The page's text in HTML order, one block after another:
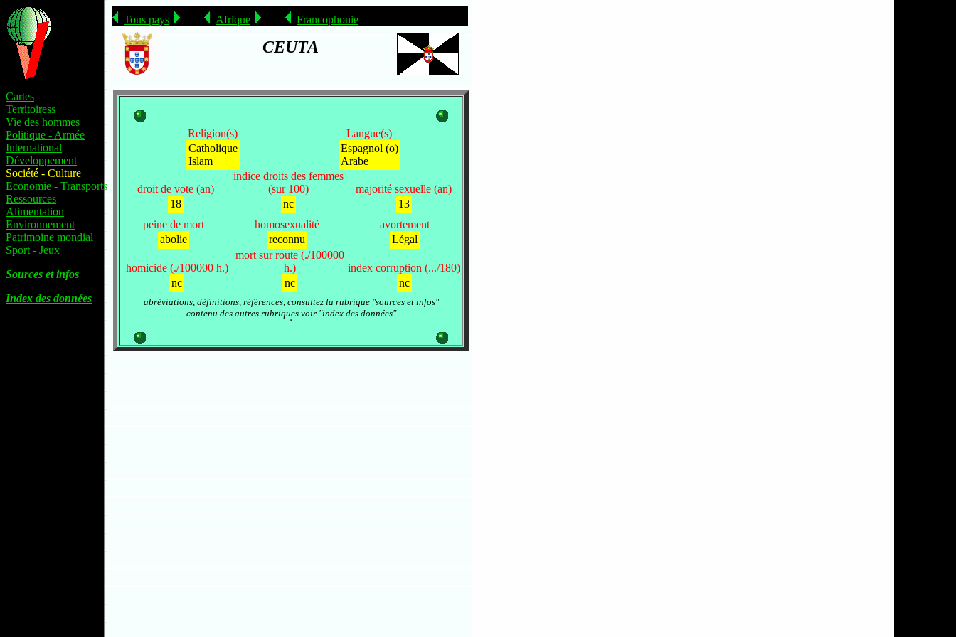
Tous pays Afrique Francophonie
CEUTA
Cartes
Territoiress
Vie des hommes
Politique - Armée
International
Développement
Société - Culture
Economie - Transports
Ressources
Alimentation
Environnement
Patrimoine mondial
Sport - Jeux
Sources et infos
Index des données
Religion(s)
Langue(s)
Catholique
Islam
Espagnol (o)
Arabe
droit de vote (an)
indice droits des femmes
(sur 100)
majorité sexuelle (an)
18
nc
13
peine de mort
homosexualité
avortement
abolie
reconnu Légal
homicide (./100000 h.)
mort sur route (./100000
h.)
index corruption (.../180)
nc
nc nc
abréviations, définitions, références, consultez la rubrique "sources et infos"
contenu des autres rubriques voir "index des données"